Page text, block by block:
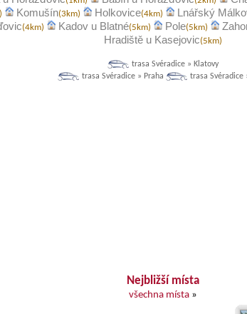
Komušín(3km) Holkovice(4km) Lnářský
(4km) Kadov u Blatné(5km) Pole(5km)
Hradiště u Kasejovic(5km)
trasa Svéradice » Klatovy
trasa Svéradice » Praha
trasa Svéradice
Nejbližší místa
všechna místa »